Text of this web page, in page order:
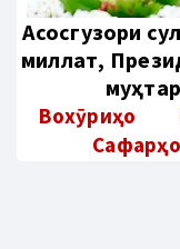
Aсосгузори
миллат,
Вохӯриҳо
Сафарҳо